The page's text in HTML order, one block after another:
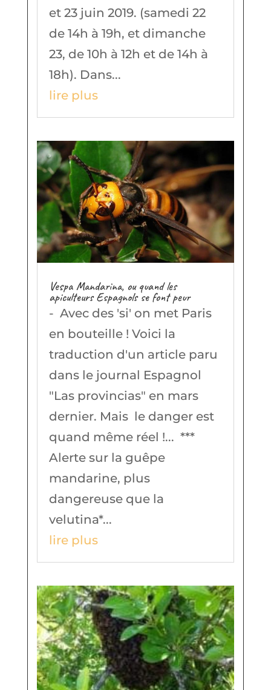
et 23 juin 2019. (samedi 22
de 14h à 19h, et dimanche
23, de 10h à 12h et de 14h à
18h). Dans...
lire plus
Vespa Mandarina, ou quand les
apiculteurs Espagnols se font peur
- Avec des 'si' on met Paris
en bouteille ! Voici la
traduction d'un article paru
dans le journal Espagnol
"Las provincias" en mars
dernier. Mais le danger est
quand même réel !... ***
Alerte sur la guêpe
mandarine, plus
dangereuse que la
velutina*...
lire plus